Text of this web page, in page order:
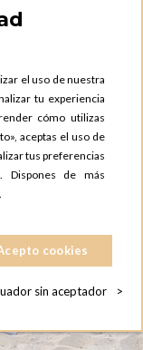
el uso de nuestra
tu experiencia
cómo utilizas
aceptas el uso de
tus preferencias
Dispones de más
.
cookies
sin aceptador >